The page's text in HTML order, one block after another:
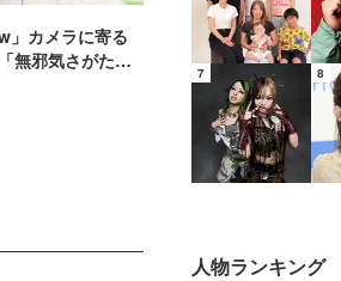
」カメラに寄る
無邪気さがたま
しい」の声
7 8
人物ランキング